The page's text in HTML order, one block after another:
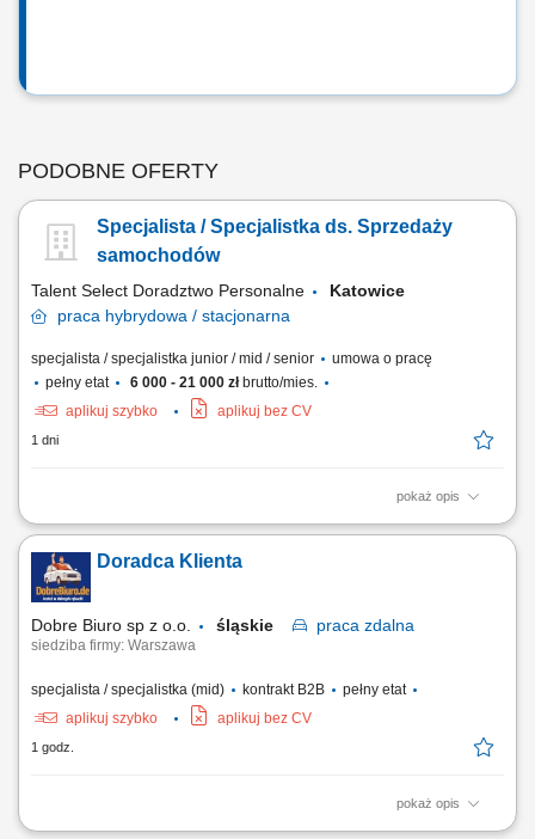
PODOBNE OFERTY
Specjalista / Specjalistka ds. Sprzedaży
samochodów
Talent Select Doradztwo Personalne
Katowice
praca hybrydowa / stacjonarna
specjalista / specjalistka junior / mid / senior
umowa o pracę
pełny etat
6 000 - 21 000 złbrutto/mies.
aplikuj szybko
aplikuj bez CV
1 dni
pokaż opis
Opis stanowiska: Prowadzenie sprzedaży nowych samochodów
brak konieczności pozyskiwania klientów. Badanie potrzeb klienta i
skuteczne dopasowanie oferty. Budowanie długotrwałych, pozytywnych
Doradca Klienta
Dobre Biuro sp z o.o. śląskie praca zdalna
siedziba firmy: Warszawa
specjalista / specjalistka (mid) kontrakt B2B
pełny etat
aplikuj szybko
aplikuj bez CV
1 godz.
pokaż opis
Twój zakres obowiązków: Telefoniczna obsługa klientów polskich;